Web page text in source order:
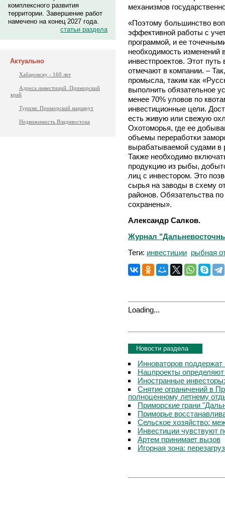
комплексного развития
территории. Завершение работ
намечено на конец 2027 года.
статьи раздела
Актуально
Хабаровску - 160 лет
Адреса инвестиций. Приморский
край
Туризм: Приморский маршрут
Недвижимость Владивостока
механизмов
«Поэтому большинство
эффективной работы с
программой, и ее
необходимость изменений
инвестпроектов. Этот
отмечают в компании. –
промысла, таким как
выполнить обязательное
менее 70% уловов по
инвестиционные цели.
есть живую или свежую
Охотоморья, где ее
объемы переработки
вырабатываемой судами в
Также необходимо
продукцию из рыбы,
лиц с инвестором. Это
сырья на заводы в схему
районов. Обязательства
сохранены».
Александр Салков.
Журнал
Теги: инвестиции рыбная
Loading...
Новости раздела
Инноваторов поддержат
Нацпроекты определяют
Иностранные
Снятие ограничений в
полноценному летнему
Приморские грани
Приморье
Сельское хозяйство:
Инвестиции чувствуют
Артем принимает вызов
Игорная зона: